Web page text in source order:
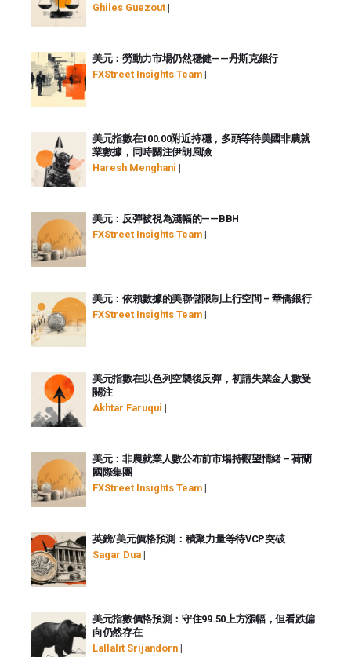
Ghiles Guezout |
美元：勞動力市場仍然穩健——丹斯克銀行
FXStreet Insights Team |
美元指數在100.00附近持穩，多頭等待美國非農就
業數據，同時關注伊朗風險
Haresh Menghani |
美元：反彈被視為淺幅的——BBH
FXStreet Insights Team |
美元：依賴數據的美聯儲限制上行空間 – 華僑銀行
FXStreet Insights Team |
美元指數在以色列空襲後反彈，初請失業金人數受
關注
Akhtar Faruqui |
美元：非農就業人數公布前市場持觀望情緒 – 荷蘭
國際集團
FXStreet Insights Team |
英鎊/美元價格預測：積聚力量等待VCP突破
Sagar Dua |
美元指數價格預測：守住99.50上方漲幅，但看跌偏
向仍然存在
Lallalit Srijandorn |